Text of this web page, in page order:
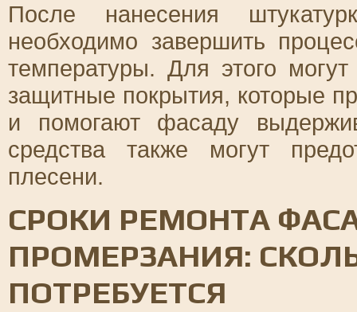
После нанесения
необходимо завершить
температуры. Для этого
защитные покрытия, которые
и помогают фасаду
средства также могут
плесени.
СРОКИ РЕМОНТА
ПРОМЕРЗАНИЯ:
ПОТРЕБУЕТСЯ